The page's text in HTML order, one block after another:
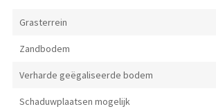
Grasterrein
Zandbodem
Verharde geëgaliseerde bodem
Schaduwplaatsen mogelijk